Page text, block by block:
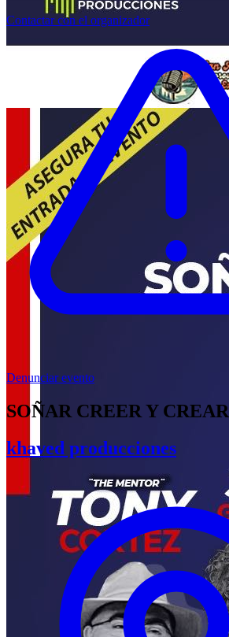
Contactar con el organizador
Denunciar evento
SOÑAR CREER Y CREAR
khaved producciones